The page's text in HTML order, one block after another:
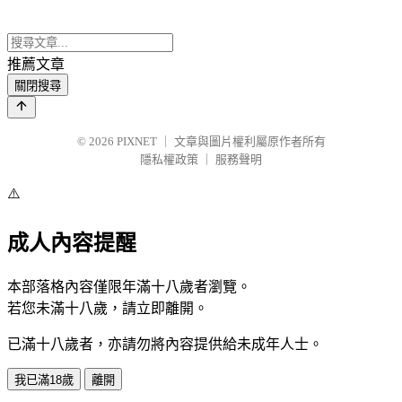
推薦文章
關閉搜尋
© 2026 PIXNET
文章與圖片權利屬原作者所有
隱私權政策
服務聲明
⚠️
成人內容提醒
本部落格內容僅限年滿十八歲者瀏覽。
若您未滿十八歲，請立即離開。
已滿十八歲者，亦請勿將內容提供給未成年人士。
我已滿18歲 離開